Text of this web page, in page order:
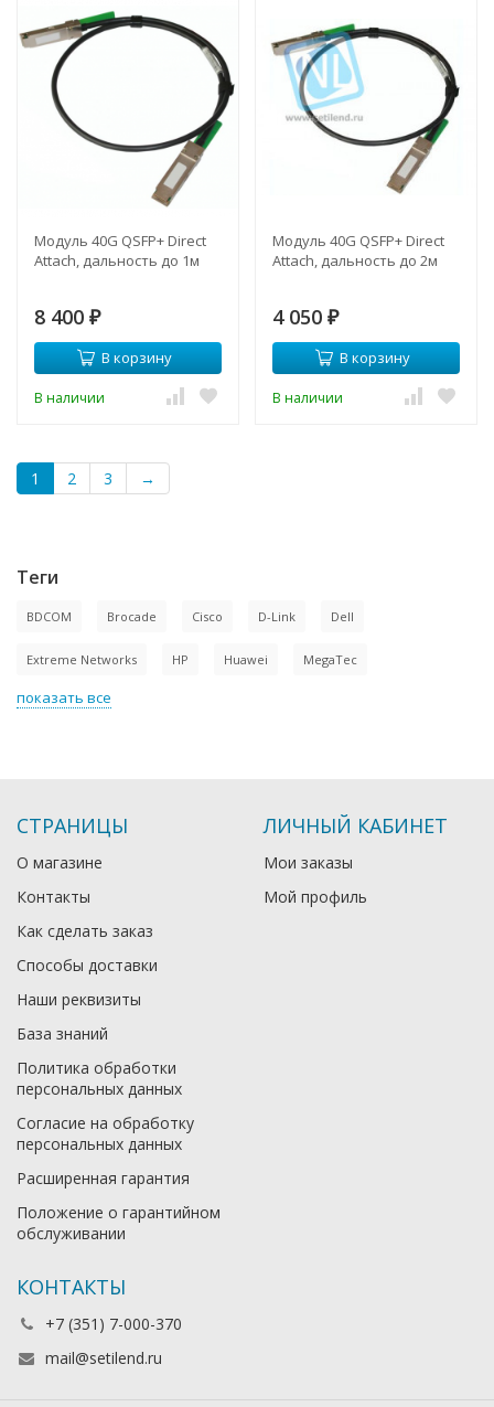
Модуль 40G QSFP+ Direct
Attach, дальность до 1м
8 400 ₽
В корзину
В наличии
Модуль 40G QSFP+ Direct
Attach, дальность до 2м
4 050 ₽
В корзину
В наличии
1 2 3 →
Теги
BDCOM Brocade Cisco D-Link Dell
Extreme Networks HP Huawei MegaTec
показать все
СТРАНИЦЫ
О магазине
Контакты
Как сделать заказ
Способы доставки
Наши реквизиты
База знаний
Политика обработки
персональных данных
Согласие на обработку
персональных данных
Расширенная гарантия
Положение о гарантийном
обслуживании
ЛИЧНЫЙ КАБИНЕТ
Мои заказы
Мой профиль
КОНТАКТЫ
+7 (351) 7-000-370
mail@setilend.ru